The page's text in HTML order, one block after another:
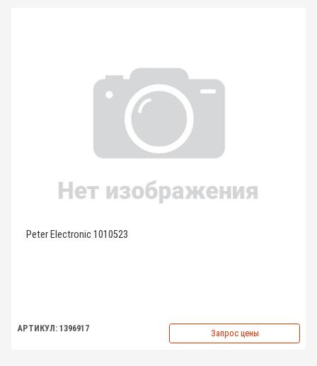
Peter Electronic 1010523
АРТИКУЛ: 1396917 Запрос цены